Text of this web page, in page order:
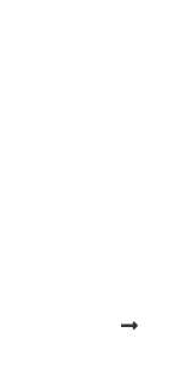
NEXT